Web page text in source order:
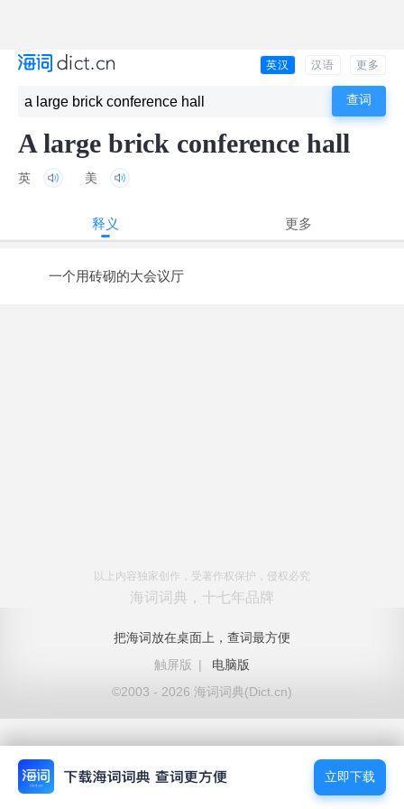
英汉 汉语 更多
A large brick conference hall
英 美
释义 更多
一个用砖砌的大会议厅
以上内容独家创作，受著作权保护，侵权必究
海词词典，十七年品牌
把海词放在桌面上，查词最方便
触屏版
|
电脑版
©2003 - 2026 海词词典(Dict.cn)
立即下载
立即下载